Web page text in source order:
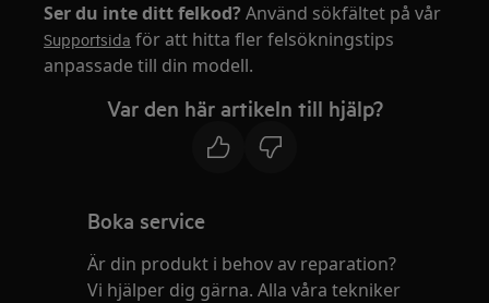
Ser du inte ditt felkod? Använd sökfältet på vår
Supportsida för att hitta fler felsökningstips
anpassade till din modell.
Var den här artikeln till hjälp?
Boka service
Är din produkt i behov av reparation?
Vi hjälper dig gärna. Alla våra tekniker